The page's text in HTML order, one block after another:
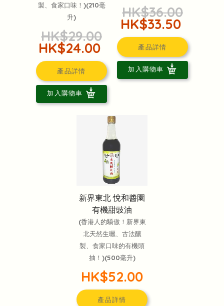
製、食家口味！)(210毫
升)
HK$29.00
HK$24.00
產品詳情
加入購物車
HK$36.00
HK$33.50
產品詳情
加入購物車
新界東北 悅和醬園
有機甜豉油
(香港人的驕傲！新界東
北天然生曬、古法釀
製、食家口味的有機頭
抽！)(500毫升)
HK$52.00
產品詳情